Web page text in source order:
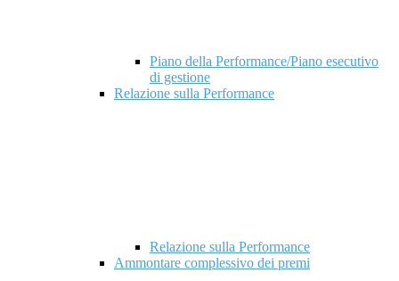
Piano della Performance/Piano esecutivo
di gestione
Relazione sulla Performance
Relazione sulla Performance
Ammontare complessivo dei premi